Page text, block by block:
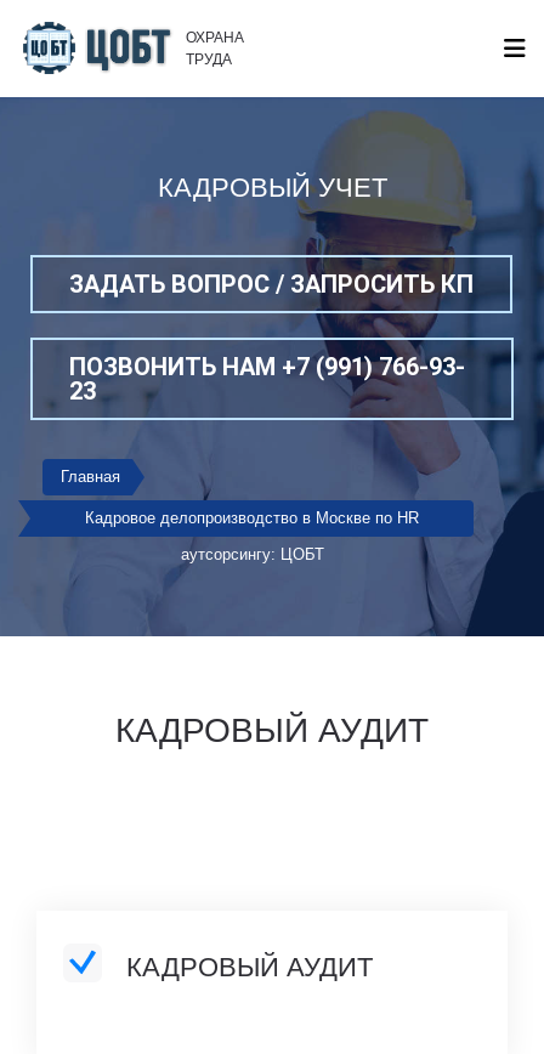
ОХРАНА
ТРУДА
КАДРОВЫЙ УЧЕТ
ЗАДАТЬ ВОПРОС / ЗАПРОСИТЬ КП
ПОЗВОНИТЬ НАМ +7 (991) 766-93-
23
Главная
Кадровое делопроизводство в Москве по HR
аутсорсингу: ЦОБТ
КАДРОВЫЙ АУДИТ
КАДРОВЫЙ АУДИТ